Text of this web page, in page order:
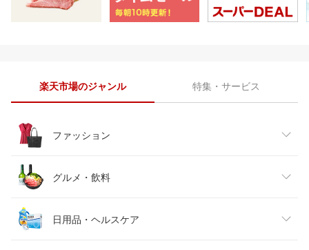
楽天市場のジャンル 特集・サービス
ファッション
レディースファッション
メンズファッション
グルメ・飲料
食品
日用品・ヘルスケア